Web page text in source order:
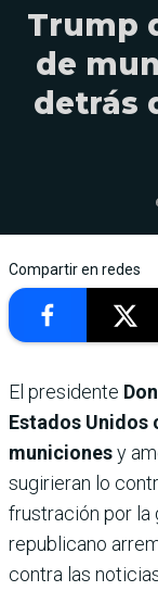
Trump
de
detrás
Compartir en redes
El presidente
Estados Unidos
municionesy
sugirieran lo
frustración por la
republicano
contra las